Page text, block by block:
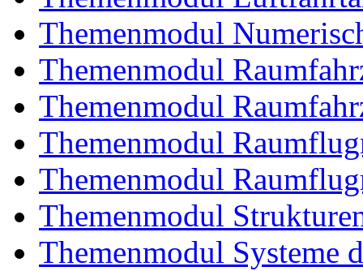
Themenmodul
Themenmodul
Themenmodul
Themenmodul
Themenmodul
Themenmodul
Themenmodul Systeme